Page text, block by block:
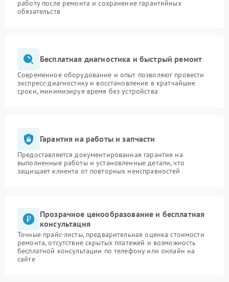
работу после ремонта и сохранение гарантийных
обязательств
Бесплатная диагностика и быстрый ремонт
Современное оборудование и опыт позволяют провести
экспресс-диагностику и восстановление в кратчайшие
сроки, минимизируя время без устройства
Гарантия на работы и запчасти
Предоставляется документированная гарантия на
выполненные работы и установленные детали, что
защищает клиента от повторных неисправностей
Прозрачное ценообразование и бесплатная
консультация
Точные прайс-листы, предварительная оценка стоимости
ремонта, отсутствие скрытых платежей и возможность
бесплатной консультации по телефону или онлайн на
сайте